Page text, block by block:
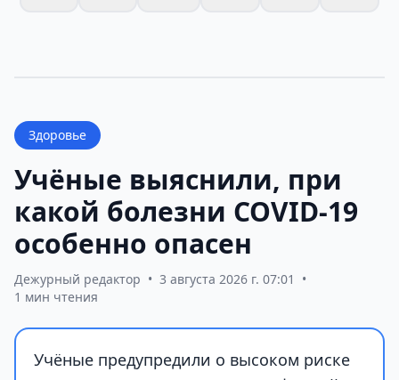
Здоровье
Учёные выяснили, при
какой болезни COVID-19
особенно опасен
Дежурный редактор • 3 августа 2026 г. 07:01
•
1 мин чтения
Учёные предупредили о высоком риске